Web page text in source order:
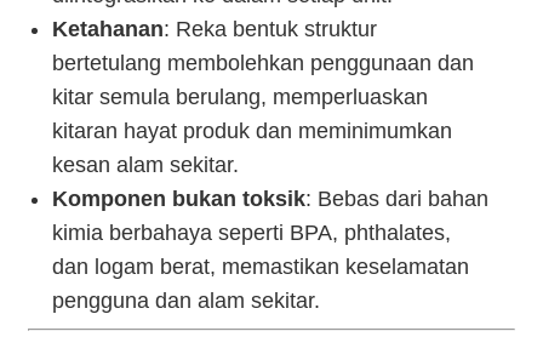
Ketahanan: Reka bentuk struktur
bertetulang membolehkan penggunaan dan
kitar semula berulang, memperluaskan
kitaran hayat produk dan meminimumkan
kesan alam sekitar.
Komponen bukan toksik: Bebas dari bahan
kimia berbahaya seperti BPA, phthalates,
dan logam berat, memastikan keselamatan
pengguna dan alam sekitar.